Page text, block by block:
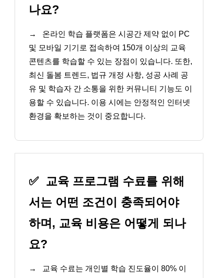
나요?
→
온라인 학습 플랫폼은 시공간 제약 없이 PC
및 모바일 기기로 접속하여 150개 이상의 교육
콘텐츠를 학습할 수 있는 장점이 있습니다. 또한,
최신 돌봄 트렌드, 법규 개정 사항, 성공 사례 공
유 및 학습자 간 소통을 위한 커뮤니티 기능도 이
용할 수 있습니다. 이용 시에는 안정적인 인터넷
환경을 확보하는 것이 중요합니다.
✅ 교육 프로그램 수료를 위해
서는 어떤 조건이 충족되어야
하며, 교육 비용은 어떻게 되나
요?
→ 교육 수료는 개인별 학습 진도율이 80% 이